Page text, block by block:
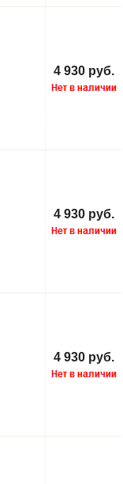
4 930 руб.
4 930 руб.
4 930 руб.